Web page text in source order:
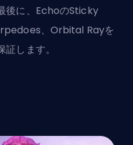
後に、EchoのSticky
、Orbital Rayを
します。